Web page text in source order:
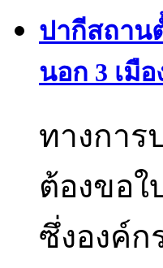
ปากีสถาน
นอก 3 เมื
ทางการ
ต้องขอ
ซึ่งองค์ก